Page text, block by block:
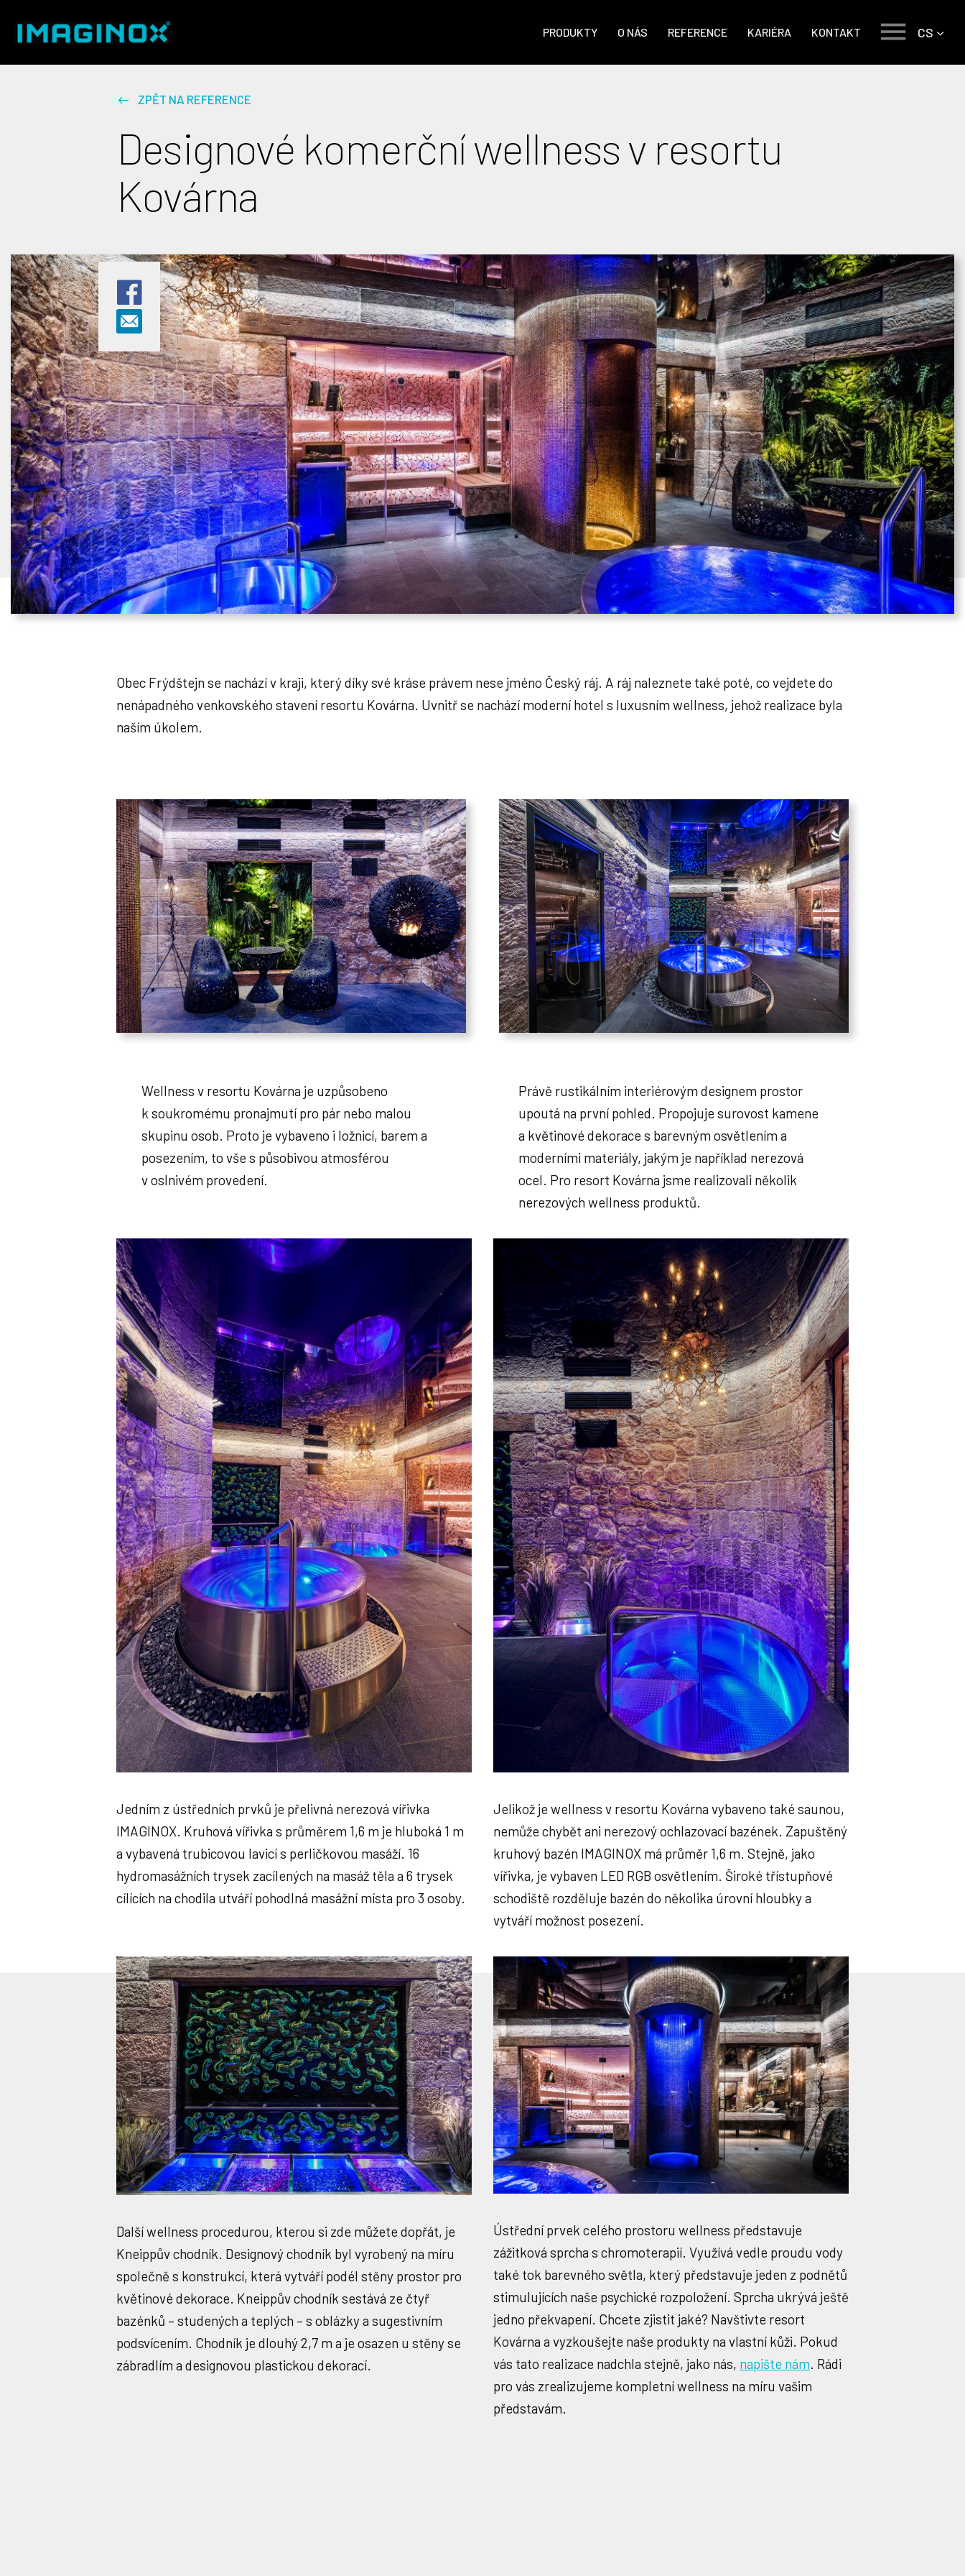
PRODUKTY O NÁS REFERENCE KARIÉRA KONTAKT CS
ZPĚT NA REFERENCE
Designové komerční wellness v resortu
Kovárna
Obec Frýdštejn se nachází v kraji, který díky své kráse právem nese jméno Český ráj. A ráj naleznete také poté, co vejdete do
nenápadného venkovského stavení resortu Kovárna. Uvnitř se nachází moderní hotel s luxusním wellness, jehož realizace byla
naším úkolem.
Wellness v resortu Kovárna je uzpůsobeno
k soukromému pronajmutí pro pár nebo malou
skupinu osob. Proto je vybaveno i ložnicí, barem a
posezením, to vše s působivou atmosférou
v oslnivém provedení.
Právě rustikálním interiérovým designem prostor
upoutá na první pohled. Propojuje surovost kamene
a květinové dekorace s barevným osvětlením a
moderními materiály, jakým je například nerezová
ocel. Pro resort Kovárna jsme realizovali několik
nerezových wellness produktů.
Jedním z ústředních prvků je přelivná nerezová vířivka
IMAGINOX. Kruhová vířivka s průměrem 1,6 m je hluboká 1 m
a vybavená trubicovou lavicí s perličkovou masáží. 16
hydromasážních trysek zacílených na masáž těla a 6 trysek
cílících na chodila utváří pohodlná masážní místa pro 3 osoby.
Jelikož je wellness v resortu Kovárna vybaveno také saunou,
nemůže chybět ani nerezový ochlazovací bazének. Zapuštěný
kruhový bazén IMAGINOX má průměr 1,6 m. Stejně, jako
vířivka, je vybaven LED RGB osvětlením. Široké třístupňové
schodiště rozděluje bazén do několika úrovní hloubky a
vytváří možnost posezení.
Další wellness procedurou, kterou si zde můžete dopřát, je
Kneippův chodník. Designový chodník byl vyrobený na míru
společně s konstrukcí, která vytváří podél stěny prostor pro
květinové dekorace. Kneippův chodník sestává ze čtyř
bazénků – studených a teplých – s oblázky a sugestivním
podsvícením. Chodník je dlouhý 2,7 m a je osazen u stěny se
zábradlím a designovou plastickou dekorací.
Ústřední prvek celého prostoru wellness představuje
zážitková sprcha s chromoterapií. Využívá vedle proudu vody
také tok barevného světla, který představuje jeden z podnětů
stimulujících naše psychické rozpoložení. Sprcha ukrývá ještě
jedno překvapení. Chcete zjistit jaké? Navštivte resort
Kovárna a vyzkoušejte naše produkty na vlastní kůži. Pokud
vás tato realizace nadchla stejně, jako nás, napište nám. Rádi
pro vás zrealizujeme kompletní wellness na míru vašim
představám.